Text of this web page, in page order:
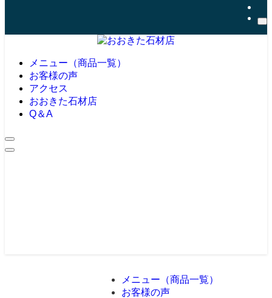
メニュー（商品一覧）
お客様の声
アクセス
おおきた石材店
Q＆A
メニュー（商品一覧）
お客様の声